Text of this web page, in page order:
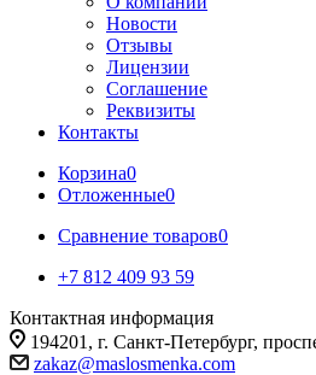
Новости
Отзывы
Лицензии
Соглашение
Реквизиты
Контакты
Корзина0
Отложенные0
Сравнение товаров0
+7 812 409 93 59
Контактная информация
194201, г. Санкт-Петербург,
zakaz@maslosmenka.com